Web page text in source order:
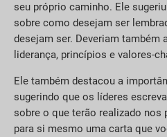
seu próprio caminho. Ele
sobre como desejam ser
desejam ser. Deveriam também
liderança, princípios e valores-
Ele também destacou a
sugerindo que os líderes
sobre o que terão realizado nos
para si mesmo uma carta que